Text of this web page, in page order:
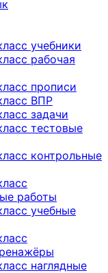
учебники
рабочая
прописи
ВПР
задачи
тестовые
контрольные
работы
учебные
наглядные